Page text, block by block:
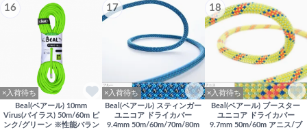
16
×入荷待ち
Beal(ベアール) 10mm
Virus(バイラス) 50m/60m ピ
ンク/グリーン ※性能バラン
17
×入荷待ち
Beal(ベアール) スティンガー
ユニコア ドライカバー
9.4mm 50m/60m/70m/80m
18
×入荷待ち
Beal(ベアール) ブースター
ユニコア ドライカバー
9.7mm 50m/60m アニス/ブ